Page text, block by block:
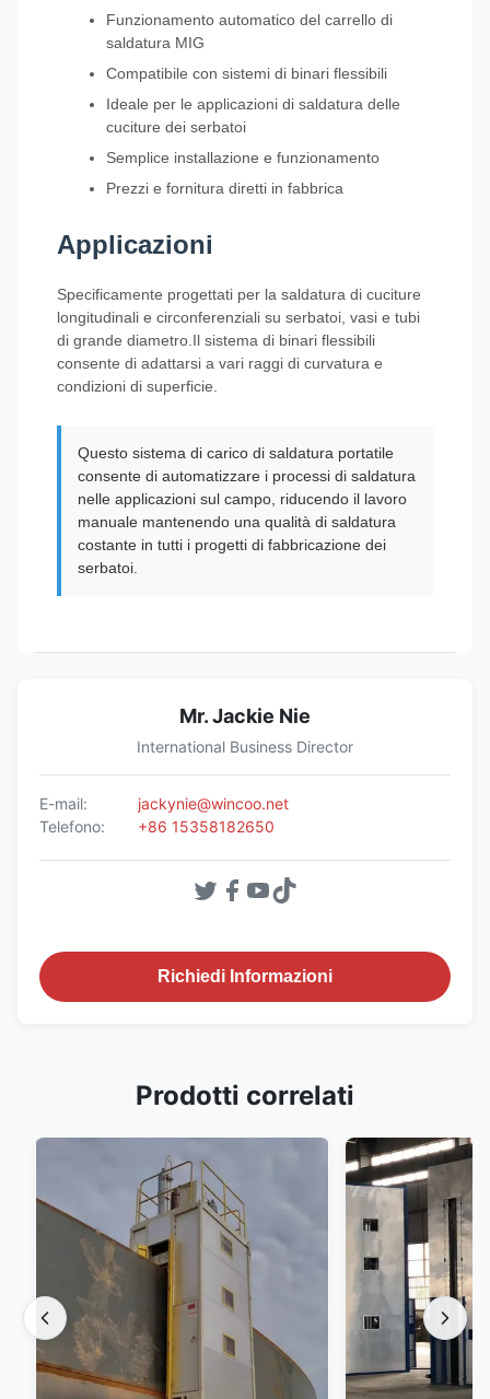
Funzionamento automatico del carrello di
saldatura MIG
Compatibile con sistemi di binari flessibili
Ideale per le applicazioni di saldatura delle
cuciture dei serbatoi
Semplice installazione e funzionamento
Prezzi e fornitura diretti in fabbrica
Applicazioni
Specificamente progettati per la saldatura di cuciture
longitudinali e circonferenziali su serbatoi, vasi e tubi
di grande diametro.Il sistema di binari flessibili
consente di adattarsi a vari raggi di curvatura e
condizioni di superficie.
Questo sistema di carico di saldatura portatile
consente di automatizzare i processi di saldatura
nelle applicazioni sul campo, riducendo il lavoro
manuale mantenendo una qualità di saldatura
costante in tutti i progetti di fabbricazione dei
serbatoi.
Mr. Jackie Nie
International Business Director
E-mail:
jackynie@wincoo.net
Telefono:
+86 15358182650
Richiedi Informazioni
Prodotti correlati